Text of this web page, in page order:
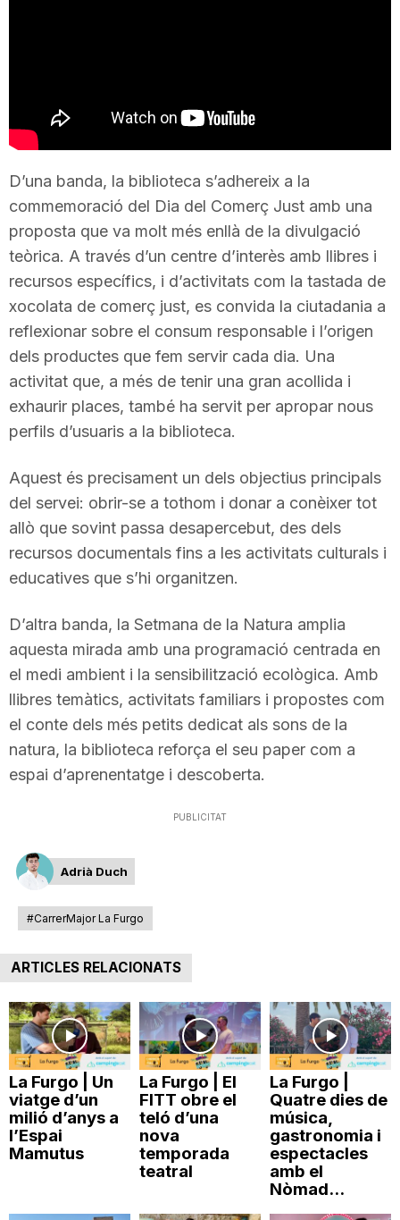
r
r
a
o
n
D’una banda, la biblioteca s’adhereix a la
commemoració del Dia del Comerç Just amb una
proposta que va molt més enllà de la divulgació
teòrica. A través d’un centre d’interès amb llibres i
recursos específics, i d’activitats com la tastada de
xocolata de comerç just, es convida la ciutadania a
reflexionar sobre el consum responsable i l’origen
dels productes que fem servir cada dia. Una
activitat que, a més de tenir una gran acollida i
exhaurir places, també ha servit per apropar nous
perfils d’usuaris a la biblioteca.
Aquest és precisament un dels objectius principals
del servei: obrir-se a tothom i donar a conèixer tot
allò que sovint passa desapercebut, des dels
recursos documentals fins a les activitats culturals i
educatives que s’hi organitzen.
D’altra banda, la Setmana de la Natura amplia
aquesta mirada amb una programació centrada en
el medi ambient i la sensibilització ecològica. Amb
llibres temàtics, activitats familiars i propostes com
el conte dels més petits dedicat als sons de la
natura, la biblioteca reforça el seu paper com a
espai d’aprenentatge i descoberta.
PUBLICITAT
Adrià Duch
#CarrerMajor La Furgo
ARTICLES RELACIONATS
La Furgo | Un
viatge d’un
milió d’anys a
l’Espai
Mamutus
La Furgo | El
FITT obre el
teló d’una
nova
temporada
teatral
La Furgo |
Quatre dies de
música,
gastronomia i
espectacles
amb el
Nòmad...